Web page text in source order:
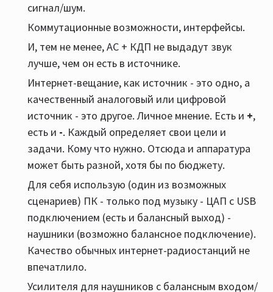
сигнал/шум.
Коммутационные возможности, интерфейсы.
И, тем не менее, АС + КДП не выдадут звук
лучше, чем он есть в источнике.
Интернет-вещание, как источник - это одно, а
качественный аналоговый или цифровой
источник - это другое. Личное мнение. Есть и +,
есть и -. Каждый определяет свои цели и
задачи. Кому что нужно. Отсюда и аппаратура
может быть разной, хотя бы по бюджету.
Для себя использую (один из возможных
сценариев) ПК - только под музыку - ЦАП c USB
подключением (есть и балансный выход) -
наушники (возможно балансное подключение).
Качество обычных интернет-радиостанций не
впечатлило.
Усилителя для наушников с балансным входом/